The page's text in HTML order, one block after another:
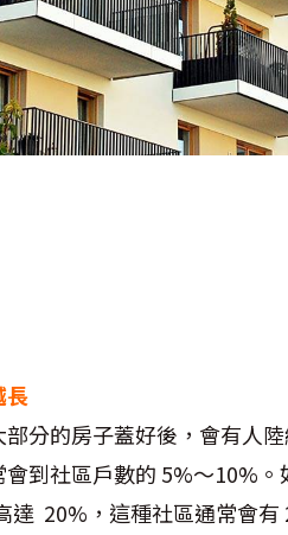
長
分的房子蓋好後，會有人
到社區戶數的 5%～10%
達 20%，這種社區通常會